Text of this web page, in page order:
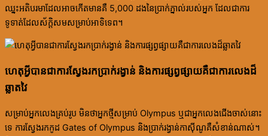
ឈ្នះអតិបរមាដែលអាចកើតមានគឺ 5,000 ដងនៃប្រាក់ភ្នាល់របស់អ្នក ដែលជាការ
ទូទាត់ដែលស័ក្តិសមសម្រាប់អាទិទេព។
ហេតុអ្វីបានជាការស្វែងរកប្រាក់រង្វាន់ និងការផ្សព្វផ្សាយគឺជាការលេងដ៏
ឆ្លាតវៃ
សម្រាប់អ្នកលេងគ្រប់រូប មិនថាអ្នកថ្មីសម្រាប់ Olympus ឬជាអ្នកលេងជើងចាស់នោះ
ទេ ការស្វែងរកកូដ Gates of Olympus និងប្រាក់រង្វាន់កាស៊ីណូគឺសំខាន់ណាស់។